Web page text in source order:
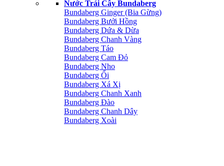
Nước Trái Cây Bundaberg
Bundaberg Ginger (Bia Gừng)
Bundaberg Bưởi Hồng
Bundaberg Dứa & Dừa
Bundaberg Chanh Vàng
Bundaberg Táo
Bundaberg Cam Đỏ
Bundaberg Nho
Bundaberg Ổi
Bundaberg Xá Xị
Bundaberg Chanh Xanh
Bundaberg Đào
Bundaberg Chanh Dây
Bundaberg Xoài